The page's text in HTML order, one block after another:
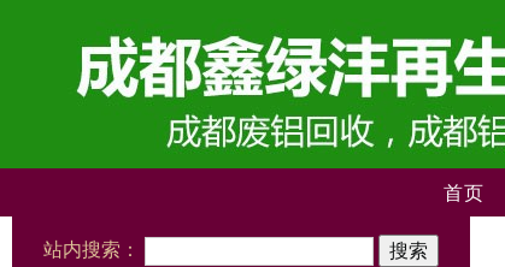
首页
站内搜索：